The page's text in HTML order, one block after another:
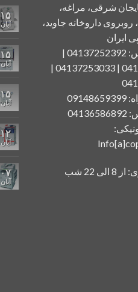
شرقی، مراغه،
روبروی داروخانه جاوید،
ایران
شماره تماس: 04137252392 |
04137254200 | 04137253033 |
22 شب
۱۵
آبان
۱۵
آبان
۱۵
آبان
۱۲
آبان
۰۷
آبان